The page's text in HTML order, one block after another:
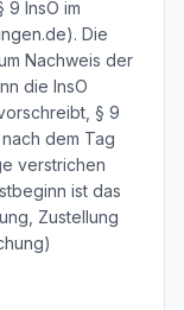
9 InsO im
Die
Nachweis der
die InsO
§ 9
dem Tag
verstrichen
ist das
Zustellung